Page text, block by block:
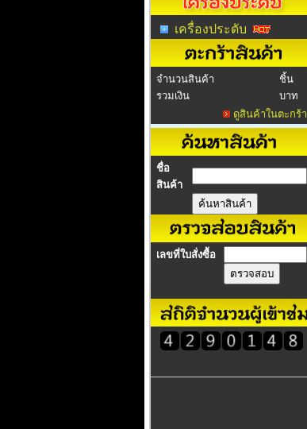
เครื่องประดับ
จำนวนสินค้า
ชิ้น
รวมเงิน
บาท
ดูสินค้าในตะกร้า
ชื่อ
สินค้า
เลขที่ใบสั่งซื้อ